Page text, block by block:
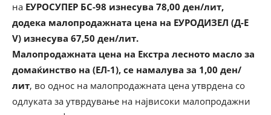
на ЕУРОСУПЕР БС-98 изнесува 78,00 ден/лит,
додека малопродажната цена на ЕУРОДИЗЕЛ (Д-Е
V) изнесува 67,50 ден/лит.
Малопродажната цена на Екстра лесното масло за
домаќинство на (ЕЛ-1), се намалува за 1,00 ден/
лит, во однос на малопродажната цена утврдена со
одлуката за утврдување на највисоки малопродажни